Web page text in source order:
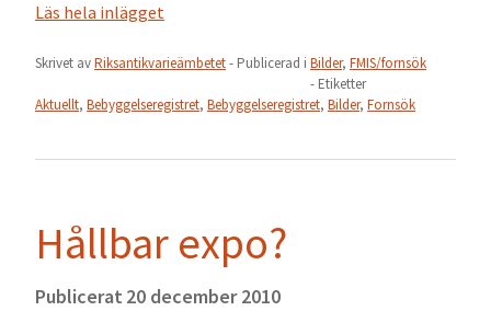
Läs hela inlägget
Skrivet avRiksantikvarieämbetet- Publicerad i Bilder, FMIS/fornsök
- Etiketter
Aktuellt, Bebyggelseregistret, Bebyggelseregistret, Bilder, Fornsök
Hållbar expo?
Publicerat 20 december 2010